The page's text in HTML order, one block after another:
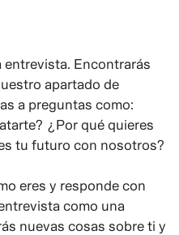
entrevista. Encontrarás
apartado de
a preguntas como:
¿Por qué quieres
tu futuro con nosotros?
eres y responde con
como una
nuevas cosas sobre ti y